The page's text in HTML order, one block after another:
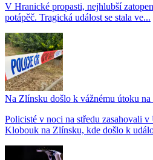
V Hranické propasti, nejhlubší
potápěč. Tragická událost se stala ve...
Na Zlínsku došlo k vážnému útoku na
Policisté v noci na středu zasahovali
Klobouk na Zlínsku, kde došlo k